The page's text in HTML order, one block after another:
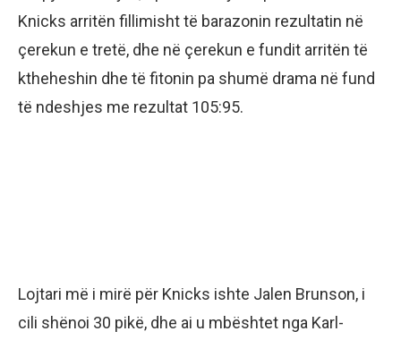
Knicks arritën fillimisht të barazonin rezultatin në
çerekun e tretë, dhe në çerekun e fundit arritën të
ktheheshin dhe të fitonin pa shumë drama në fund
të ndeshjes me rezultat 105:95.
Lojtari më i mirë për Knicks ishte Jalen Brunson, i
cili shënoi 30 pikë, dhe ai u mbështet nga Karl-